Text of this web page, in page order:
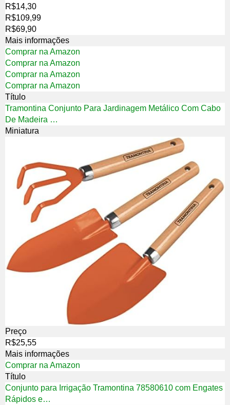
R$14,30
R$109,99
R$69,90
Mais informações
Comprar na Amazon
Comprar na Amazon
Comprar na Amazon
Comprar na Amazon
Título
Tramontina Conjunto Para Jardinagem Metálico Com Cabo
De Madeira …
Miniatura
Preço
R$25,55
Mais informações
Comprar na Amazon
Título
Conjunto para Irrigação Tramontina 78580610 com Engates
Rápidos e…